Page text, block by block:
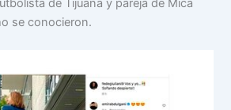
se conocieron.